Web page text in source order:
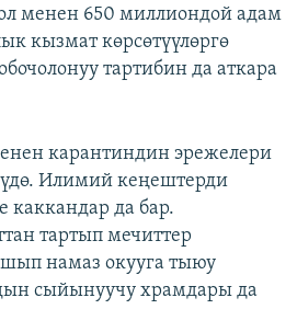
менен 650 миллиондой адам
кызмат көрсөтүүлөргө
тартибин да аткара
карантиндин эрежелери
Илимий кеңештерди
каккандар да бар.
тартып мечиттер
намаз окууга тыюу
сыйынуучу храмдары да